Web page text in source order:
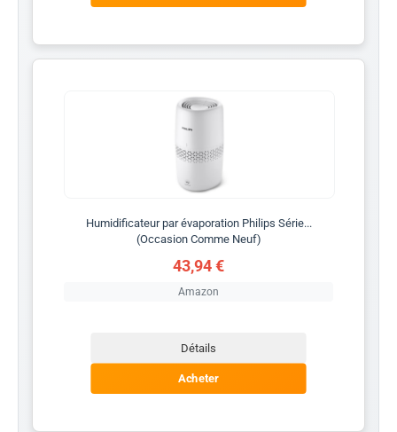
Humidificateur par évaporation Philips Série...
(Occasion Comme Neuf)
43,94 €
Amazon
Détails
Acheter